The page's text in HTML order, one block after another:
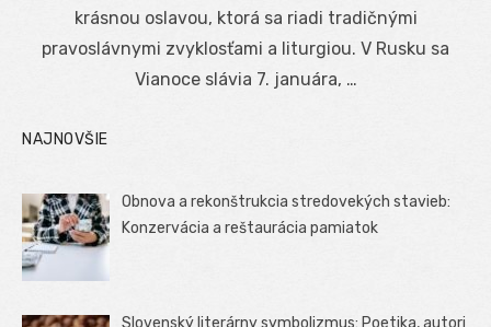
krásnou oslavou, ktorá sa riadi tradičnými
pravoslávnymi zvyklosťami a liturgiou. V Rusku sa
Vianoce slávia 7. januára, …
NAJNOVŠIE
Obnova a rekonštrukcia stredovekých stavieb:
Konzervácia a reštaurácia pamiatok